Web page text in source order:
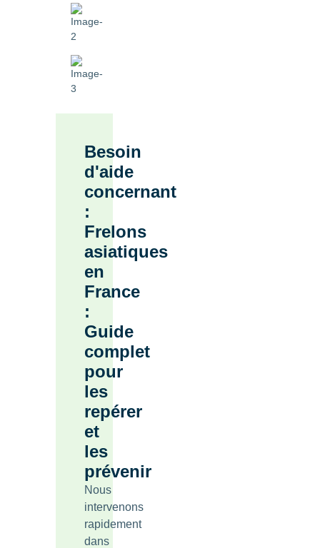
Besoin
d'aide
concernant
:
Frelons
asiatiques
en
France
:
Guide
complet
pour
les
repérer
et
les
prévenir
Nous
intervenons
rapidement
dans